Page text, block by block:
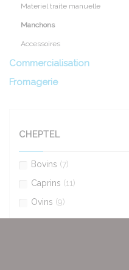
Materiel traite manuelle
Manchons
Accessoires
Commercialisation
Fromagerie
CHEPTEL
Bovins (7)
Caprins (11)
Ovins (9)